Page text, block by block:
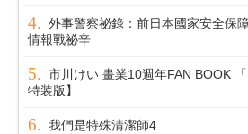
外事警察祕錄：前日本國家安全保
情報戰祕辛
市川けい 畫業10週年FAN BOOK
特装版】
我們是特殊清潔師4